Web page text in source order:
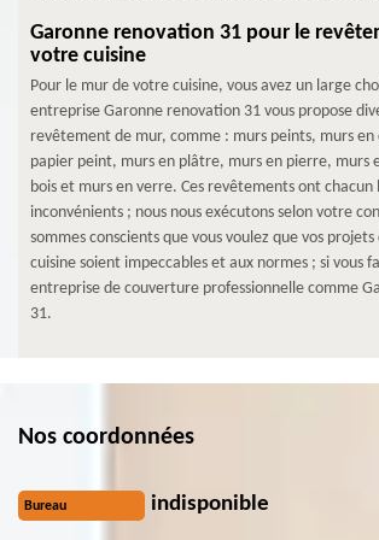
Garonne renovation 31 pour le
votre cuisine
Pour le mur de votre cuisine, vous avez un large
entreprise Garonne renovation 31 vous propose
revêtement de mur, comme : murs peints, murs
papier peint, murs en plâtre, murs en pierre, murs
bois et murs en verre. Ces revêtements ont
inconvénients ; nous nous exécutons selon votre
sommes conscients que vous voulez que vos
cuisine soient impeccables et aux normes ; si vous
entreprise de couverture professionnelle comme
31.
Nos coordonnées
Bureau indisponible